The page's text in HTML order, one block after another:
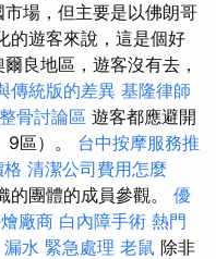
場，但主要是以佛朗哥
的遊客來說，這是個好
良地區，遊客沒有去，
傳統版的差異 基隆律師
骨討論區 遊客都應避開
9區）。 台中按摩服務推
清潔公司費用怎麼
的團體的成員參觀。 優
廠商 白內障手術 熱門
水 緊急處理 老鼠 除非